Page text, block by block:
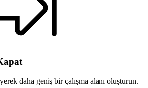
daha geniş bir çalışma alanı oluşturun.